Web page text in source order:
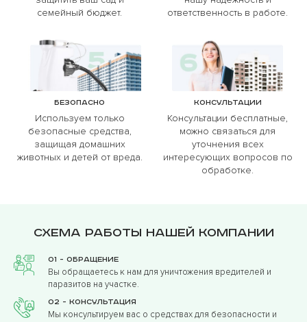
семейный бюджет.
ответственность в работе.
Безопасно
Используем только
безопасные средства,
защищая домашних
животных и детей от вреда.
Консультации
Консультации бесплатные,
можно связаться для
уточнения всех
интересующих вопросов по
обработке.
Схема работы нашей компании
01 - Обращение
Вы обращаетесь к нам для уничтожения вредителей и
паразитов на участке.
02 - Консультация
Мы консультируем вас о средствах для безопасности и